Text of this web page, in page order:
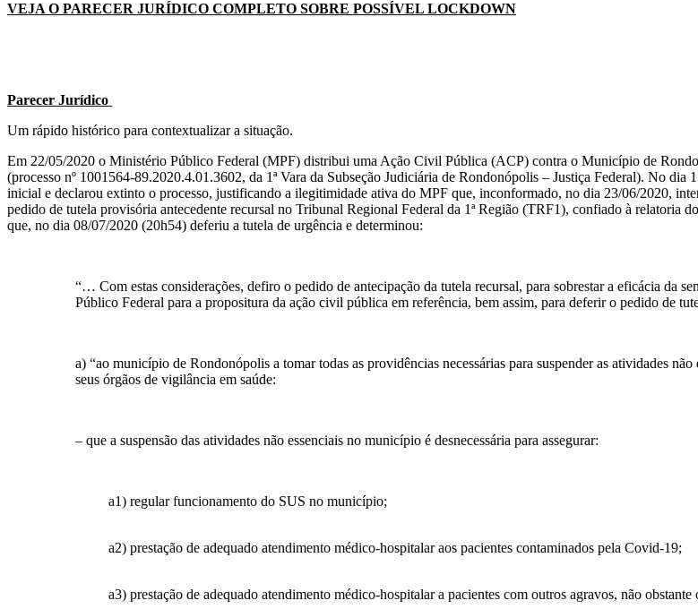
VEJA O PARECER JURÍDICO COMPLETO SOBRE POSSÍVEL LOCKDOWN
Parecer Jurídico
Um rápido histórico para contextualizar a situação.
Em 22/05/2020 o Ministério Público Federal (MPF) distribui uma Ação Civil Pública (ACP) contra o Município de
(processo nº 1001564-89.2020.4.01.3602, da 1ª Vara da Subseção Judiciária de Rondonópolis – Justiça Federal). No
inicial e declarou extinto o processo, justificando a ilegitimidade ativa do MPF que, inconformado, no dia 23/06/2020,
pedido de tutela provisória antecedente recursal no Tribunal Regional Federal da 1ª Região (TRF1), confiado à relatoria
que, no dia 08/07/2020 (20h54) deferiu a tutela de urgência e determinou:
“… Com estas considerações, defiro o pedido de antecipação da tutela recursal, para sobrestar a eficácia da
Público Federal para a propositura da ação civil pública em referência, bem assim, para deferir o pedido de
a) “ao município de Rondonópolis a tomar todas as providências necessárias para suspender as atividades
seus órgãos de vigilância em saúde:
– que a suspensão das atividades não essenciais no município é desnecessária para assegurar:
a1) regular funcionamento do SUS no município;
a2) prestação de adequado atendimento médico-hospitalar aos pacientes contaminados pela Covid-19;
a3) prestação de adequado atendimento médico-hospitalar a pacientes com outros agravos, não